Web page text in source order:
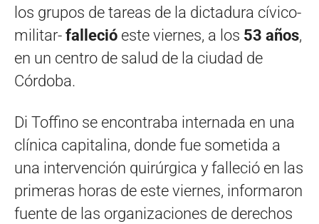
los grupos de tareas de la dictadura cívico-
militar- falleció este viernes, a los 53 años,
en un centro de salud de la ciudad de
Córdoba.
Di Toffino se encontraba internada en una
clínica capitalina, donde fue sometida a
una intervención quirúrgica y falleció en las
primeras horas de este viernes, informaron
fuente de las organizaciones de derechos